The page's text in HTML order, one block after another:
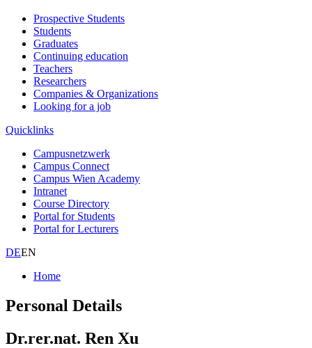
Prospective Students
Students
Graduates
Continuing education
Teachers
Researchers
Companies & Organizations
Looking for a job
Quicklinks
Campusnetzwerk
Campus Connect
Campus Wien Academy
Intranet
Course Directory
Portal for Students
Portal for Lecturers
DEEN
Home
Personal Details
Dr.rer.nat. Ren Xu